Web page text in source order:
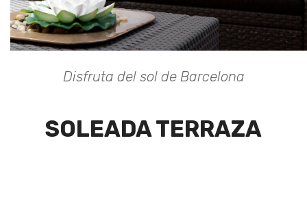
Disfruta del sol de Barcelona
SOLEADA TERRAZA